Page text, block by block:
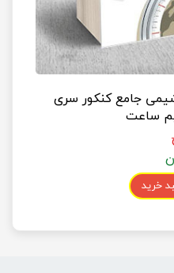
جامع کنکور سری
ساعت
خرید